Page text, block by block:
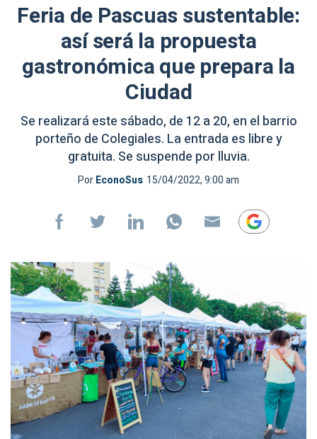
Feria de Pascuas sustentable:
así será la propuesta
gastronómica que prepara la
Ciudad
Se realizará este sábado, de 12 a 20, en el barrio
porteño de Colegiales. La entrada es libre y
gratuita. Se suspende por lluvia.
PorEconoSus 15/04/2022, 9:00 am